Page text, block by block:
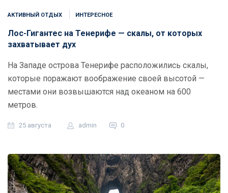
АКТИВНЫЙ ОТДЫХ ИНТЕРЕСНОЕ
Лос-Гигантес на Тенерифе — скалы, от которых
захватывает дух
На Западе острова Тенерифе расположились скалы,
которые поражают воображение своей высотой —
местами они возвышаются над океаном на 600
метров.
25 августа admin 0